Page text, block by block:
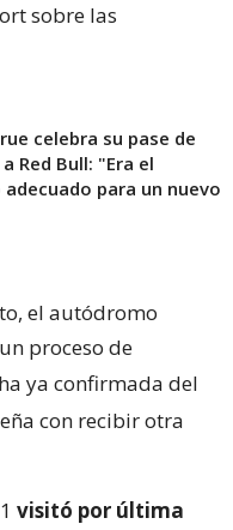
sobre las
celebra su pase de
Red Bull: "Era el
para un nuevo
el autódromo
proceso de
ya confirmada del
con recibir otra
visitó por última